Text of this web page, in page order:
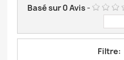
Basé sur0Avis-
Filtre: